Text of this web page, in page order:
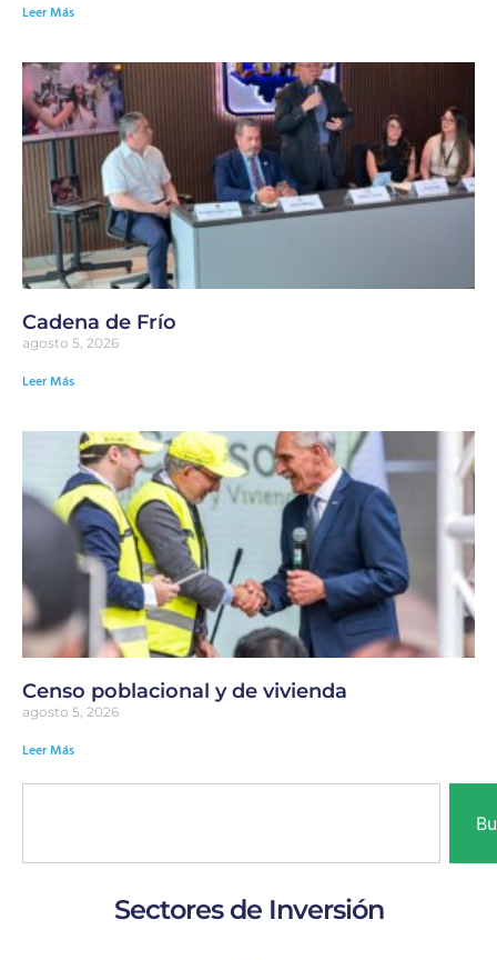
Leer Más
Cadena de Frío
agosto 5, 2026
Leer Más
Censo poblacional y de vivienda
agosto 5, 2026
Leer Más
Sectores de Inversión